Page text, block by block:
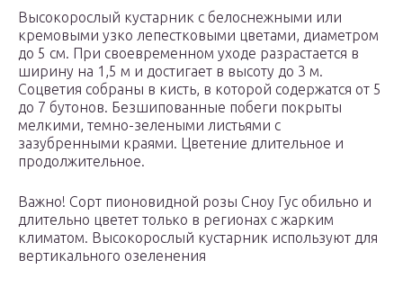
Высокорослый кустарник с белоснежными или
кремовыми узко лепестковыми цветами, диаметром
до 5 см. При своевременном уходе разрастается в
ширину на 1,5 м и достигает в высоту до 3 м.
Соцветия собраны в кисть, в которой содержатся от 5
до 7 бутонов. Безшипованные побеги покрыты
мелкими, темно-зелеными листьями с
зазубренными краями. Цветение длительное и
продолжительное.
Важно! Сорт пионовидной розы Сноу Гус обильно и
длительно цветет только в регионах с жарким
климатом. Высокорослый кустарник используют для
вертикального озеленения